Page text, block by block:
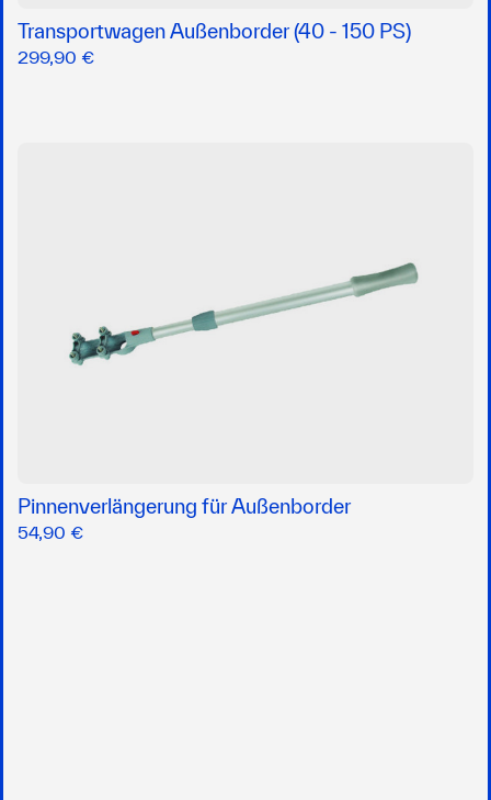
Transportwagen Außenborder (40 - 150 PS)
299,90 €
Pinnenverlängerung für Außenborder
54,90 €